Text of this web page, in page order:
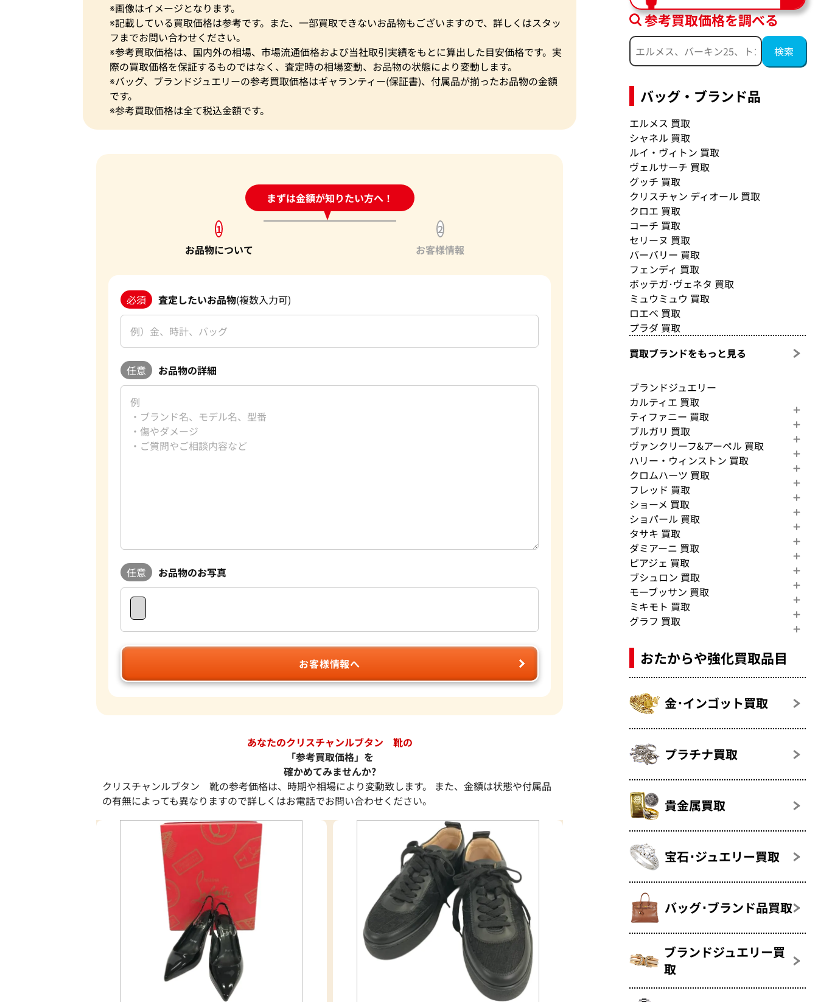
※画像はイメージとなります。
※記載している買取価格は参考です。また、一部買取できないお品物もございますので、詳しくはスタッ
フまでお問い合わせください。
※参考買取価格は、国内外の相場、市場流通価格および当社取引実績をもとに算出した目安価格です。実
際の買取価格を保証するものではなく、査定時の相場変動、お品物の状態により変動します。
※バッグ、ブランドジュエリーの参考買取価格はギャランティー(保証書)、付属品が揃ったお品物の金額
です。
※参考買取価格は全て税込金額です。
まずは金額が知りたい方へ！
24時間受付中!問い合わせフォーム
1
お品物について
2
お客様情報
必須 査定したいお品物(複数入力可)
任意 お品物の詳細
任意 お品物のお写真
お客様情報へ
あなたのクリスチャンルブタン 靴の
「参考買取価格」を
確かめてみませんか?
クリスチャンルブタン 靴の参考価格は、時期や相場により変動致します。 また、金額は状態や付属品
の有無によっても異なりますので詳しくはお電話でお問い合わせください。
参考買取価格を調べる
バッグ・ブランド品
エルメス 買取
シャネル 買取
ルイ・ヴィトン 買取
ヴェルサーチ 買取
グッチ 買取
クリスチャン ディオール 買取
クロエ 買取
コーチ 買取
セリーヌ 買取
バーバリー 買取
フェンディ 買取
ボッテガ･ヴェネタ 買取
ミュウミュウ 買取
ロエベ 買取
プラダ 買取
買取ブランドをもっと見る
ブランドジュエリー
カルティエ 買取
ティファニー 買取
ブルガリ 買取
ヴァンクリーフ&アーペル 買取
ハリー・ウィンストン 買取
クロムハーツ 買取
フレッド 買取
ショーメ 買取
ショパール 買取
タサキ 買取
ダミアーニ 買取
ピアジェ 買取
ブシュロン 買取
モーブッサン 買取
ミキモト 買取
グラフ 買取
おたからや強化買取品目
金･インゴット買取
プラチナ買取
貴金属買取
宝石･ジュエリー買取
バッグ･ブランド品買取
ブランドジュエリー買
取